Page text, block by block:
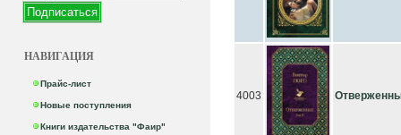
НАВИГАЦИЯ
Прайс-лист
Новые поступления
Книги издательства "Фаир"
4003